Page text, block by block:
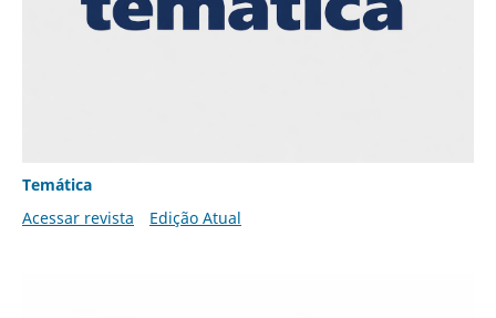
Temática
Acessar revista
Edição Atual